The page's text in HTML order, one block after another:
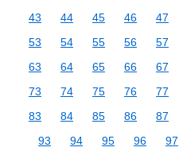
43
44 45 46 47
53
54 55 56 57
63
64 65 66 67
73
74 75 76 77
83
84 85 86 87
93
94 95 96 97